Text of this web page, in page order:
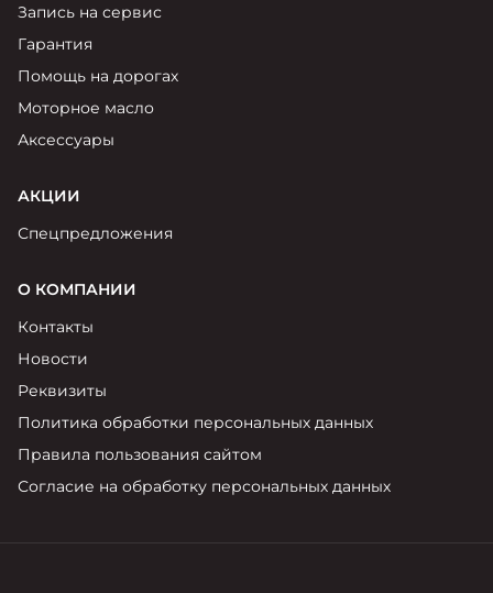
Запись на сервис
Гарантия
Помощь на дорогах
Моторное масло
Аксессуары
АКЦИИ
Спецпредложения
О КОМПАНИИ
Контакты
Новости
Реквизиты
Политика обработки персональных данных
Правила пользования сайтом
Согласие на обработку персональных данных